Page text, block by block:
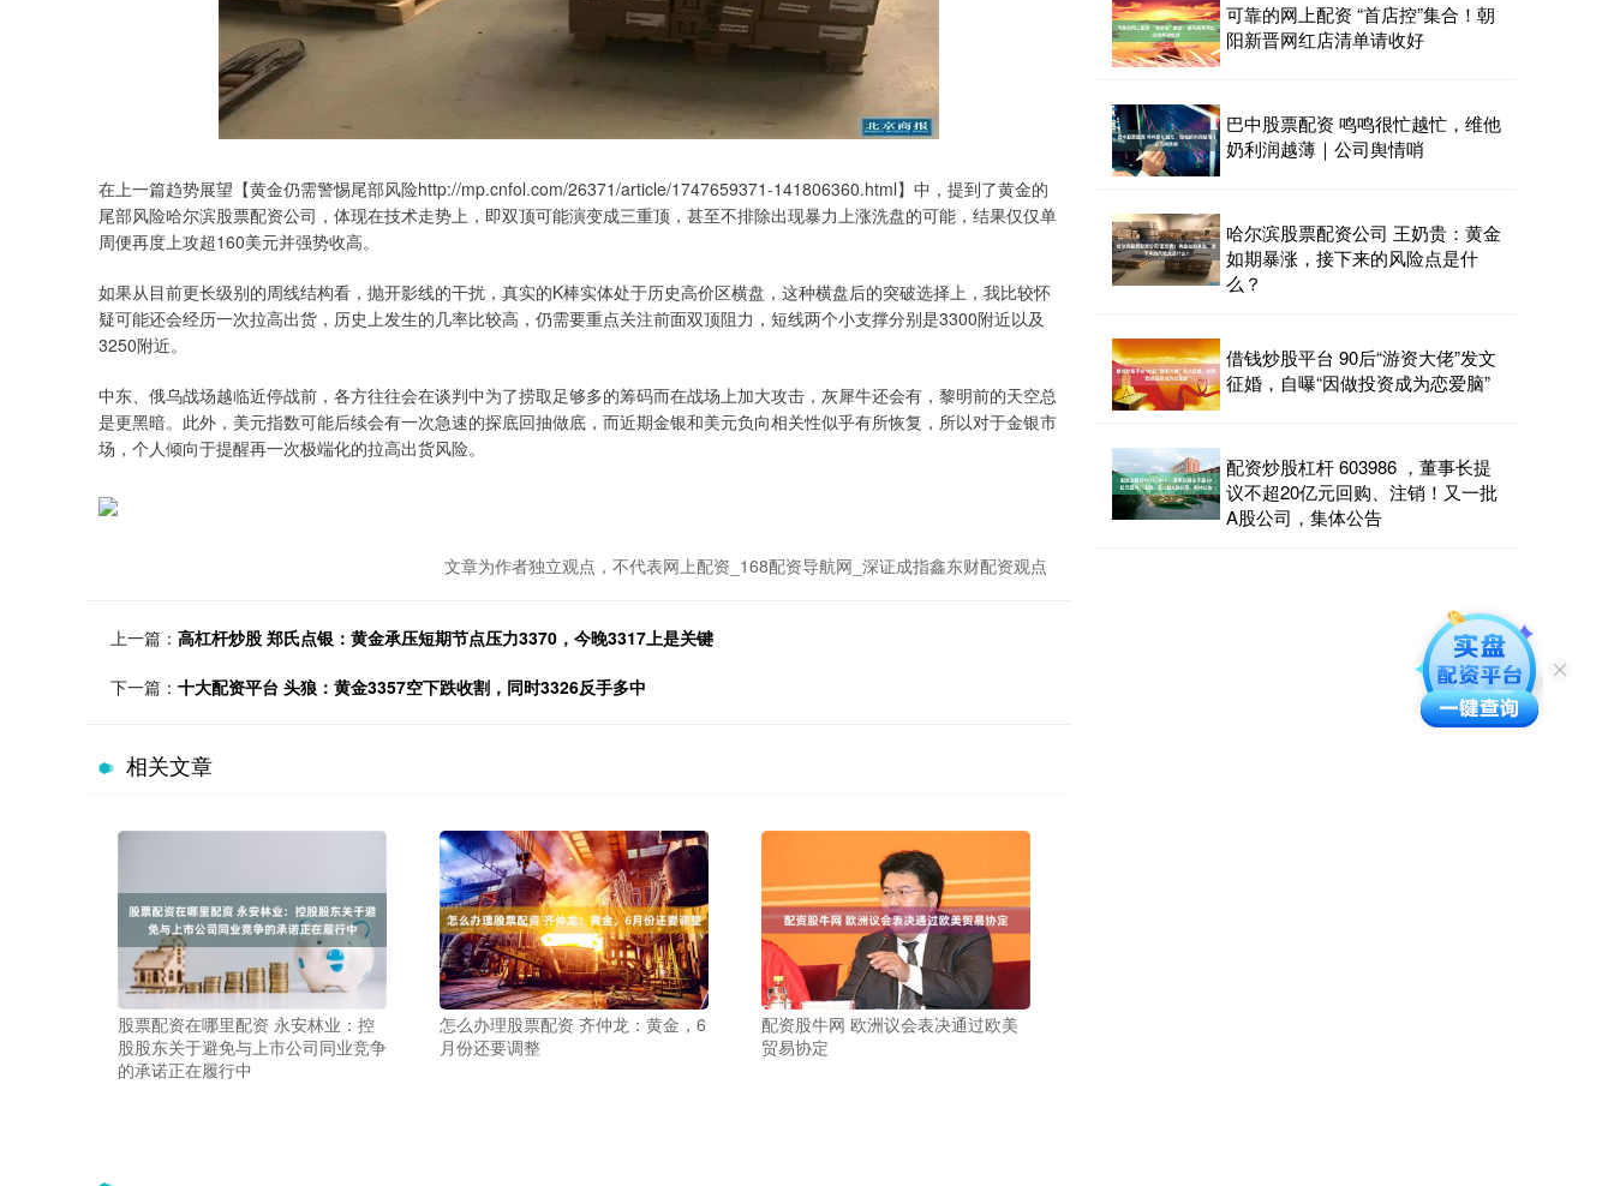
在上一篇趋势展望【黄金仍需警惕尾部风险http://mp.cnfol.com/26371/article/1747659371-141806360.html】中，提到了黄金的
尾部风险哈尔滨股票配资公司，体现在技术走势上，即双顶可能演变成三重顶，甚至不排除出现暴力上涨洗盘的可能，结果仅仅单
周便再度上攻超160美元并强势收高。
如果从目前更长级别的周线结构看，抛开影线的干扰，真实的K棒实体处于历史高价区横盘，这种横盘后的突破选择上，我比较怀
疑可能还会经历一次拉高出货，历史上发生的几率比较高，仍需要重点关注前面双顶阻力，短线两个小支撑分别是3300附近以及
3250附近。
中东、俄乌战场越临近停战前，各方往往会在谈判中为了捞取足够多的筹码而在战场上加大攻击，灰犀牛还会有，黎明前的天空总
是更黑暗。此外，美元指数可能后续会有一次急速的探底回抽做底，而近期金银和美元负向相关性似乎有所恢复，所以对于金银市
场，个人倾向于提醒再一次极端化的拉高出货风险。
文章为作者独立观点，不代表网上配资_168配资导航网_深证成指鑫东财配资观点
上一篇： 高杠杆炒股 郑氏点银：黄金承压短期节点压力3370，今晚3317上是关键
下一篇： 十大配资平台 头狼：黄金3357空下跌收割，同时3326反手多中
相关文章
股票配资在哪里配资 永安林业：控
股股东关于避免与上市公司同业竞争
的承诺正在履行中
怎么办理股票配资 齐仲龙：黄金，6
月份还要调整
配资股牛网 欧洲议会表决通过欧美
贸易协定
可靠的网上配资 “首店控”集合！朝
阳新晋网红店清单请收好
巴中股票配资 鸣鸣很忙越忙，维他
奶利润越薄｜公司舆情哨
哈尔滨股票配资公司 王奶贵：黄金
如期暴涨，接下来的风险点是什
么？
借钱炒股平台 90后“游资大佬”发文
征婚，自曝“因做投资成为恋爱脑”
配资炒股杠杆 603986 ，董事长提
议不超20亿元回购、注销！又一批
A股公司，集体公告